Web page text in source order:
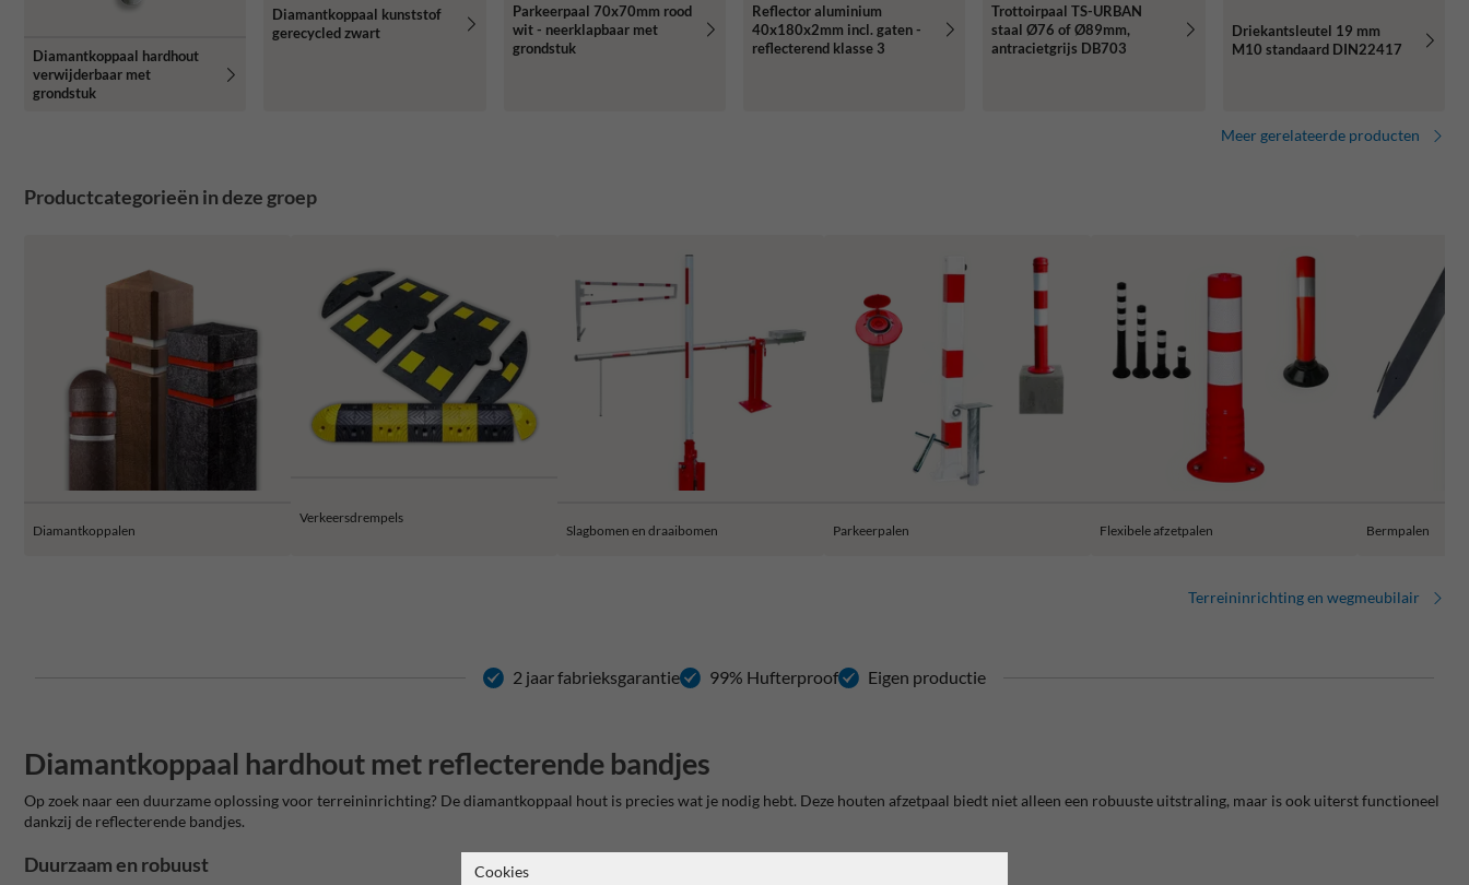
Diamantkoppaal hardhout
verwijderbaar met
grondstuk
Diamantkoppaal kunststof
gerecycled zwart
Parkeerpaal 70x70mm rood
wit - neerklapbaar met
grondstuk
Reflector aluminium
40x180x2mm incl. gaten -
reflecterend klasse 3
Trottoirpaal TS-URBAN
staal Ø76 of Ø89mm,
antracietgrijs DB703
Driekantsleutel 19 mm
M10 standaard DIN22417
Meer gerelateerde producten
Productcategorieën in deze groep
Diamantkoppalen
Verkeersdrempels
Slagbomen en draaibomen Parkeerpalen Flexibele afzetpalen Bermpalen
Terreininrichting en wegmeubilair
2 jaar fabrieksgarantie 99% Hufterproof Eigen productie
Diamantkoppaal hardhout met reflecterende bandjes
Op zoek naar een duurzame oplossing voor terreininrichting? De diamantkoppaal hout is precies wat je nodig hebt. Deze houten afzetpaal biedt niet alleen een robuuste uitstraling, maar is ook uiterst functioneel
dankzij de reflecterende bandjes.
Duurzaam en robuust Cookies